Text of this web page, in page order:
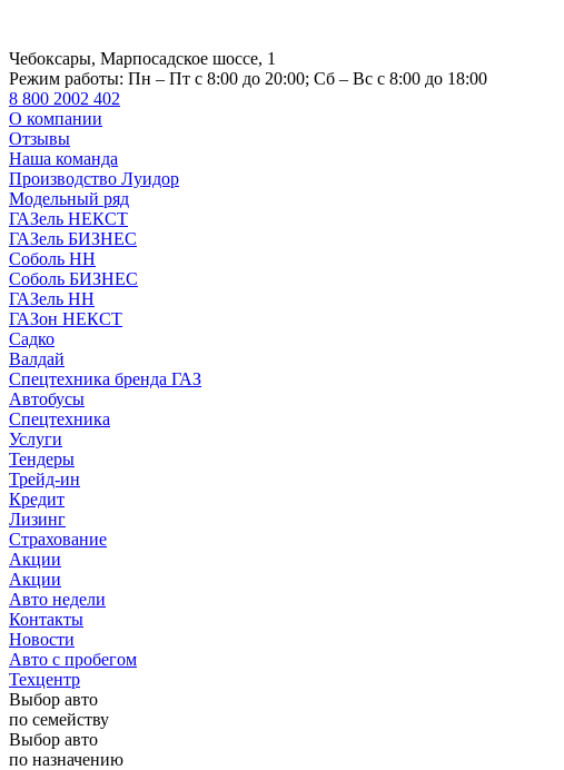
Чебоксары, Марпосадское шоссе, 1
Режим работы: Пн – Пт с 8:00 до 20:00; Сб – Вс с 8:00 до 18:00
8 800 2002 402
О компании
Отзывы
Наша команда
Производство Луидор
Модельный ряд
ГАЗель НЕКСТ
ГАЗель БИЗНЕС
Соболь НН
Соболь БИЗНЕС
ГАЗель НН
ГАЗон НЕКСТ
Садко
Валдай
Спецтехника бренда ГАЗ
Автобусы
Спецтехника
Услуги
Тендеры
Трейд-ин
Кредит
Лизинг
Страхование
Акции
Акции
Авто недели
Контакты
Новости
Авто с пробегом
Техцентр
Выбор авто
по семейству
Выбор авто
по назначению